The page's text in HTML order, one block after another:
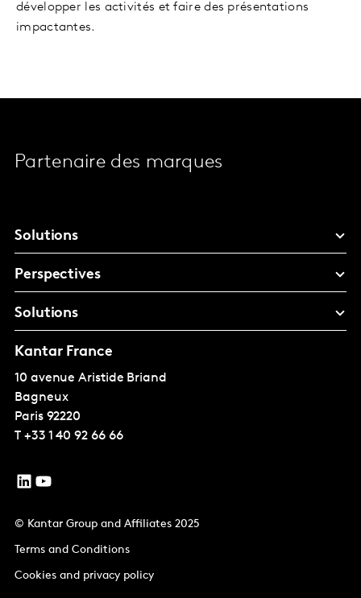
développer les activités et faire des présentations
impactantes.
Partenaire des marques
Solutions
Perspectives
Solutions
Kantar France
10 avenue Aristide Briand
Bagneux
Paris 92220
T +33 1 40 92 66 66
© Kantar Group and Affiliates 2025
Terms and Conditions
Cookies and privacy policy